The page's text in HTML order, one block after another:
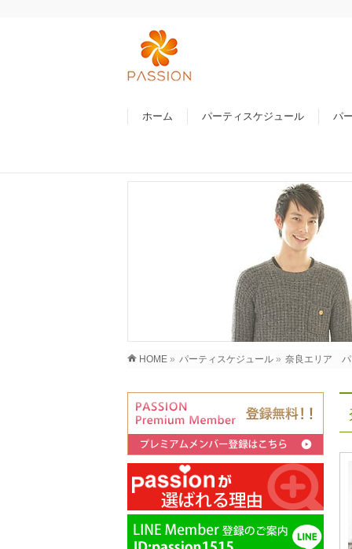
ホーム パーティスケジュール パ
HOME » パーティスケジュール » 奈良エリア パ